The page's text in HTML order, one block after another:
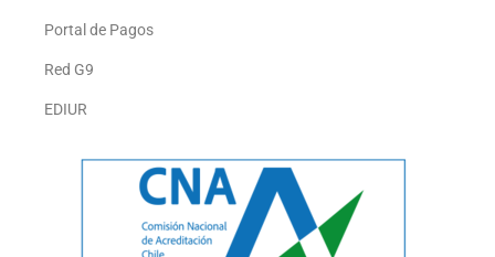
Portal de Pagos
Red G9
EDIUR